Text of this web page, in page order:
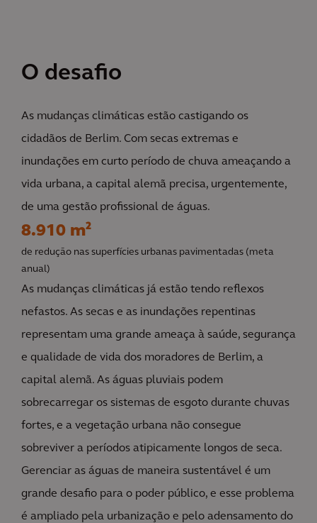
O desafio
As mudanças climáticas estão castigando os
cidadãos de Berlim. Com secas extremas e
inundações em curto período de chuva ameaçando a
vida urbana, a capital alemã precisa, urgentemente,
de uma gestão profissional de águas.
8.910 m²
de redução nas superfícies urbanas pavimentadas (meta
anual)
As mudanças climáticas já estão tendo reflexos
nefastos. As secas e as inundações repentinas
representam uma grande ameaça à saúde, segurança
e qualidade de vida dos moradores de Berlim, a
capital alemã. As águas pluviais podem
sobrecarregar os sistemas de esgoto durante chuvas
fortes, e a vegetação urbana não consegue
sobreviver a períodos atipicamente longos de seca.
Gerenciar as águas de maneira sustentável é um
grande desafio para o poder público, e esse problema
é ampliado pela urbanização e pelo adensamento do